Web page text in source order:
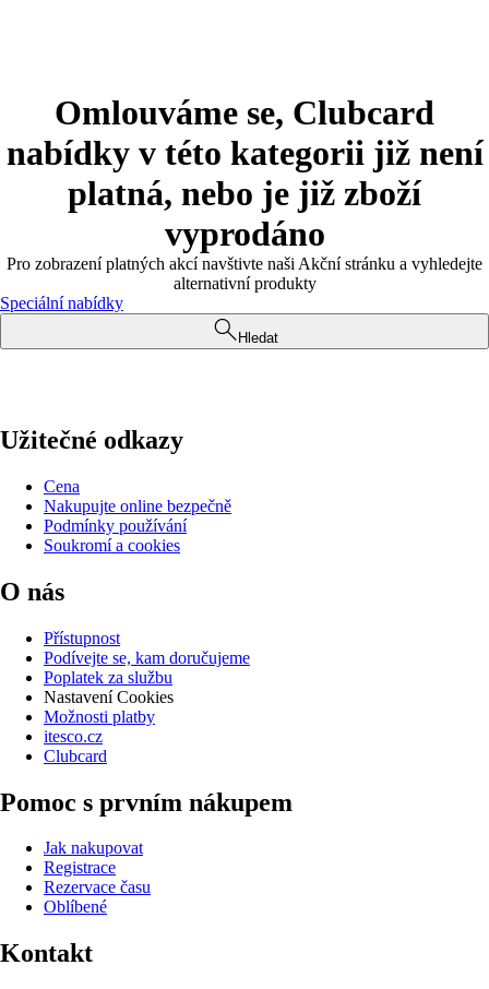
Omlouváme se, Clubcard
nabídky v této kategorii již není
platná, nebo je již zboží
vyprodáno
Pro zobrazení platných akcí navštivte naši Akční stránku a vyhledejte
alternativní produkty
Speciální nabídky
Hledat
Užitečné odkazy
Cena
Nakupujte online bezpečně
Podmínky používání
Soukromí a cookies
O nás
Přístupnost
Podívejte se, kam doručujeme
Poplatek za službu
Nastavení Cookies
Možnosti platby
itesco.cz
Clubcard
Pomoc s prvním nákupem
Jak nakupovat
Registrace
Rezervace času
Oblíbené
Kontakt